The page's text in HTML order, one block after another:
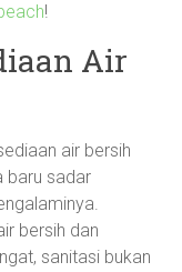
!
Air
air bersih
baru sadar
bersih dan
sanitasi bukan